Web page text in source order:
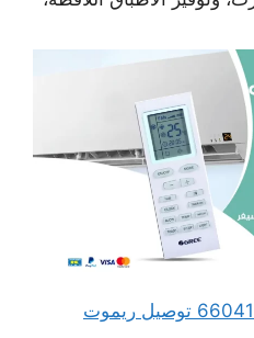
توصيل ريموت للمنزل 66041166 توصيل ريموت